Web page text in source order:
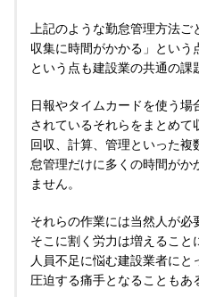
上記のような勤怠管理方法
収集に時間がかかる」という
という点も建設業の共通の課
日報やタイムカードを使う
されているそれらをまとめて
回収、計算、管理といった複
怠管理だけに多くの時間がか
ません。
それらの作業には当然人が
そこに割く労力は増えること
人員不足に悩む建設業者に
圧迫する痛手となることもあ